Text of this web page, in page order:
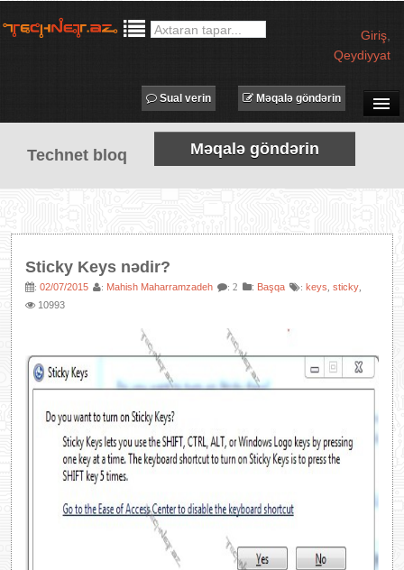
Giriş
Qeydiyyat
SUAL-CAVAB
TECHNET TV
MƏQALƏLƏR
IT LÜĞƏT
XƏBƏRLƏR
Məqalə göndərin
Sual verin
Technet bloq Məqalə göndərin
Sticky Keys nədir?
: 02/07/2015 : Mahish Maharramzadeh : 2 : Başqa : keys sticky
10993